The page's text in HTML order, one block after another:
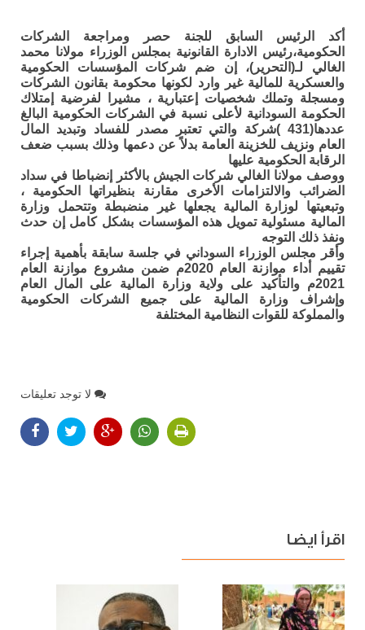
أكد الرئيس السابق للجنة حصر ومراجعة الشركات
الحكومية،رئيس الادارة القانونية بمجلس الوزراء مولانا محمد
الغالي لـ(التحرير)، إن ضم شركات المؤسسات الحكومية
والعسكرية للمالية غير وارد لكونها محكومة بقانون الشركات
ومسجلة وتملك شخصيات إعتبارية ، مشيرا لفرضية إمتلاك
الحكومة السودانية لأعلى نسبة في الشركات الحكومية البالغ
عددها(431 )شركة والتي تعتبر مصدر للفساد وتبديد المال
العام ونزيف للخزينة العامة بدلاً عن دعمها وذلك بسبب ضعف
الرقابة الحكومية عليها
ووصف مولانا الغالي شركات الجيش بالأكثر إنضباطا في سداد
الضرائب والالتزامات الأخرى مقارنة بنظيراتها الحكومية ،
وتبعيتها لوزارة المالية يجعلها غير منضبطة وتتحمل وزارة
المالية مسئولية تمويل هذه المؤسسات بشكل كامل إن حدث
ونفذ ذلك التوجه
وأقر مجلس الوزراء السوداني في جلسة سابقة بأهمية إجراء
تقييم أداء موازنة العام 2020م ضمن مشروع موازنة العام
2021م والتأكيد على ولاية وزارة المالية على المال العام
وإشراف وزارة المالية على جميع الشركات الحكومية
والمملوكة للقوات النظامية المختلفة
لا توجد تعليقات
اقرأ ايضا